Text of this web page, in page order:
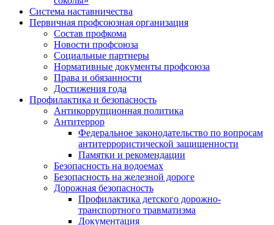
Система наставничества
Первичная профсоюзная организация
Состав профкома
Новости профсоюза
Социальные партнеры
Нормативные документы профсоюза
Права и обязанности
Достижения года
Профилактика и безопасность
Антикоррупционная политика
Антитеррор
Федеральное законодательство по вопросам
антитеррористической защищенности
Памятки и рекомендации
Безопасность на водоемах
Безопасность на железной дороге
Дорожная безопасность
Профилактика детского дорожно-
транспортного травматизма
Документация